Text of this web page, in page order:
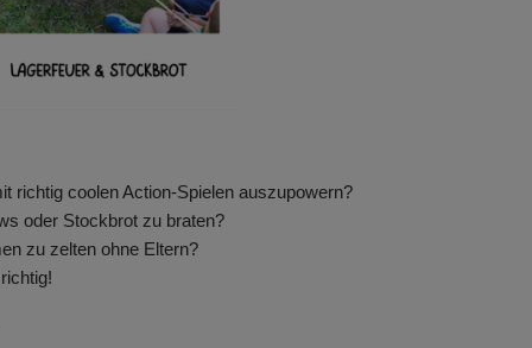
richtig coolen Action-Spielen auszupowern?
oder Stockbrot zu braten?
zu zelten ohne Eltern?